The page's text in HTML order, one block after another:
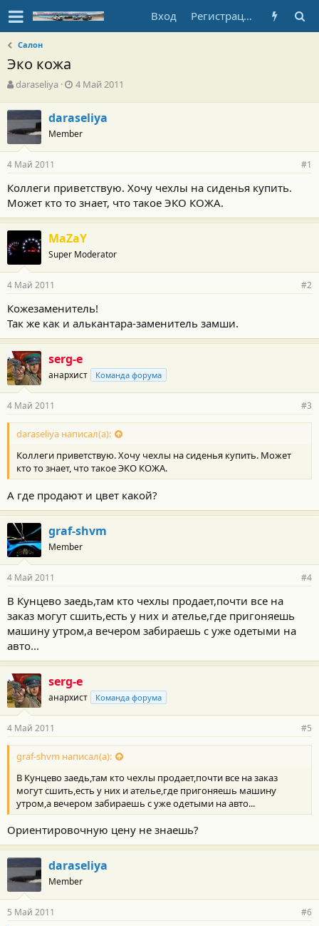
Вход Регистрация
Салон
Эко кожа
А
т
о
р
т
е
м
ы
daraseliya
Д
а
н
а
л
а
4 Май 2011
daraseliya
Member
4 Май 2011 #1
Коллеги приветствую. Хочу чехлы на сиденья купить.
Может кто то знает, что такое ЭКО КОЖА.
MaZaY
Super Moderator
4 Май 2011 #2
Кожезаменитель!
Так же как и алькантара-заменитель замши.
serg-e
анархист Команда форума
4 Май 2011 #3
daraseliya написал(а):
Коллеги приветствую. Хочу чехлы на сиденья купить. Может
кто то знает, что такое ЭКО КОЖА.
А где продают и цвет какой?
graf-shvm
Member
4 Май 2011 #4
В Кунцево заедь,там кто чехлы продает,почти все на
заказ могут сшить,есть у них и ателье,где пригоняешь
машину утром,а вечером забираешь с уже одетыми на
авто...
serg-e
анархист Команда форума
4 Май 2011 #5
graf-shvm написал(а):
В Кунцево заедь,там кто чехлы продает,почти все на заказ
могут сшить,есть у них и ателье,где пригоняешь машину
утром,а вечером забираешь с уже одетыми на авто...
Ориентировочную цену не знаешь?
daraseliya
Member
5 Май 2011 #6